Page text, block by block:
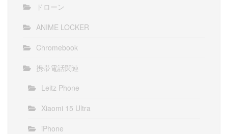
ドローン
ANIME LOCKER
Chromebook
携帯電話関連
Leitz Phone
Xiaomi 15 Ultra
iPhone